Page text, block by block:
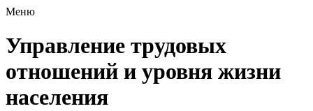
Меню
Управление трудовых
отношений и уровня жизни
населения